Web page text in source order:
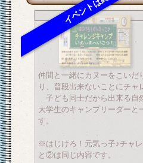
仲間と一緒にカヌーをこいだ
り、普段出来ないことにチャ
子ども同士だから出来る自
大学生のキャンプリーダーと
す。
※はじけろ！元気っ子♪チャ
と②は同じ内容です。